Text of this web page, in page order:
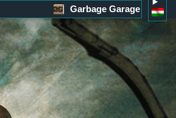
Garbage Garage